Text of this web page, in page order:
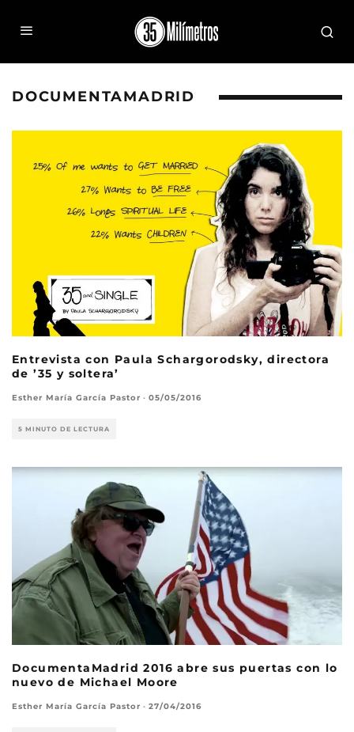
DOCUMENTAMADRID
Entrevista con Paula Schargorodsky, directora
de ’35 y soltera’
Esther María García Pastor · 05/05/2016
5 MINUTO DE LECTURA
DocumentaMadrid 2016 abre sus puertas con lo
nuevo de Michael Moore
Esther María García Pastor · 27/04/2016